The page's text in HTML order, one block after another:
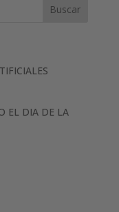
EL DIA DE LA